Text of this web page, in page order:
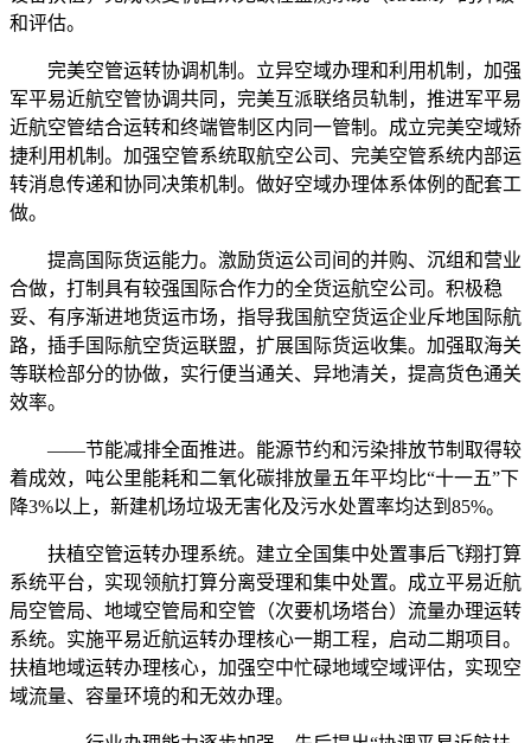
和评估。
完美空管运转协调机制。立异空域办理和利用机制，加强
军平易近航空管协调共同，完美互派联络员轨制，推进军平易
近航空管结合运转和终端管制区内同一管制。成立完美空域矫
捷利用机制。加强空管系统取航空公司、完美空管系统内部运
转消息传递和协同决策机制。做好空域办理体系体例的配套工
做。
提高国际货运能力。激励货运公司间的并购、沉组和营业
合做，打制具有较强国际合作力的全货运航空公司。积极稳
妥、有序渐进地货运市场，指导我国航空货运企业斥地国际航
路，插手国际航空货运联盟，扩展国际货运收集。加强取海关
等联检部分的协做，实行便当通关、异地清关，提高货色通关
效率。
——节能减排全面推进。能源节约和污染排放节制取得较
着成效，吨公里能耗和二氧化碳排放量五年平均比“十一五”下
降3%以上，新建机场垃圾无害化及污水处置率均达到85%。
扶植空管运转办理系统。建立全国集中处置事后飞翔打算
系统平台，实现领航打算分离受理和集中处置。成立平易近航
局空管局、地域空管局和空管（次要机场塔台）流量办理运转
系统。实施平易近航运转办理核心一期工程，启动二期项目。
扶植地域运转办理核心，加强空中忙碌地域空域评估，实现空
域流量、容量环境的和无效办理。